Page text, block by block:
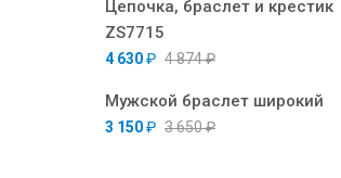
Цепочка, браслет и крестик
ZS7715
4 630₽ 4 874₽
Мужской браслет широкий
3 150₽ 3 650₽